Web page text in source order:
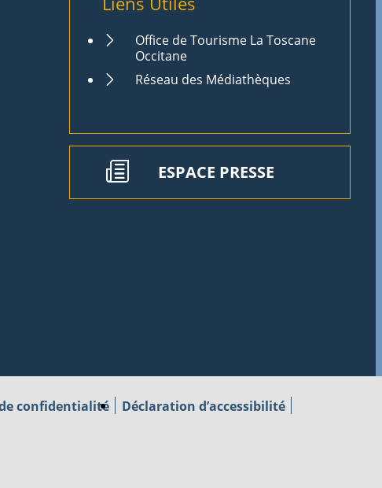
Office de Tourisme La Toscane
Occitane
Réseau des Médiathèques
ESPACE PRESSE
confidentialité Déclaration d’accessibilité